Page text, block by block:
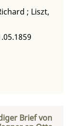
; Liszt,
Brief von